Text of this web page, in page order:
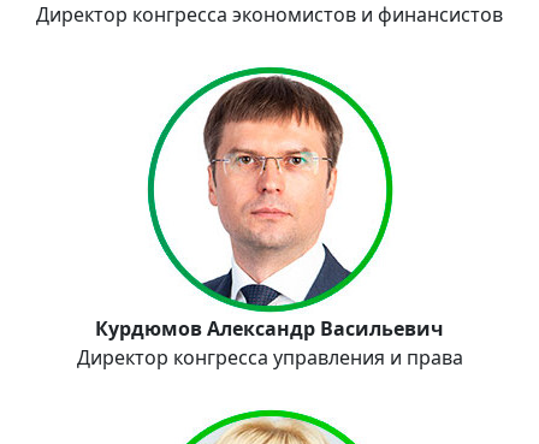
Директор конгресса экономистов и финансистов
Курдюмов Александр Васильевич
Директор конгресса управления и права